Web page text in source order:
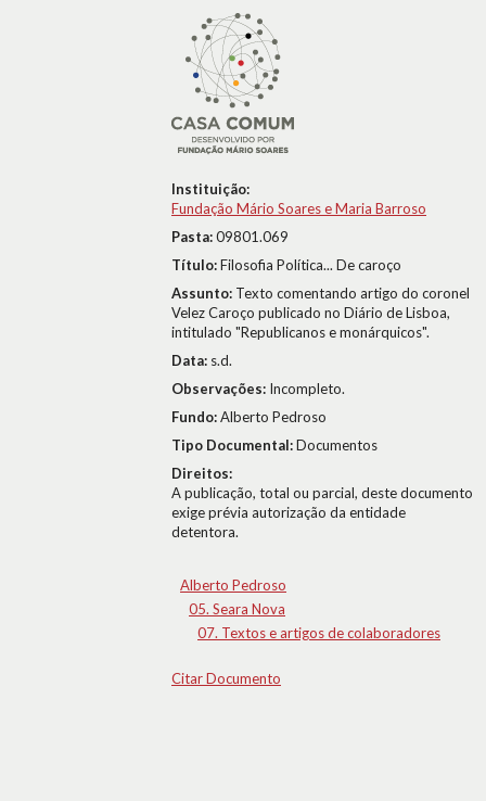
Instituição:
Fundação Mário Soares e Maria Barroso
Pasta:09801.069
Título:Filosofia Política... De caroço
Assunto: Texto comentando artigo do coronel
Velez Caroço publicado no Diário de Lisboa,
intitulado "Republicanos e monárquicos".
Data: s.d.
Observações: Incompleto.
Fundo:Alberto Pedroso
Tipo Documental:Documentos
Direitos:
A publicação, total ou parcial, deste documento
exige prévia autorização da entidade
detentora.
Alberto Pedroso
05. Seara Nova
07. Textos e artigos de colaboradores
Citar Documento